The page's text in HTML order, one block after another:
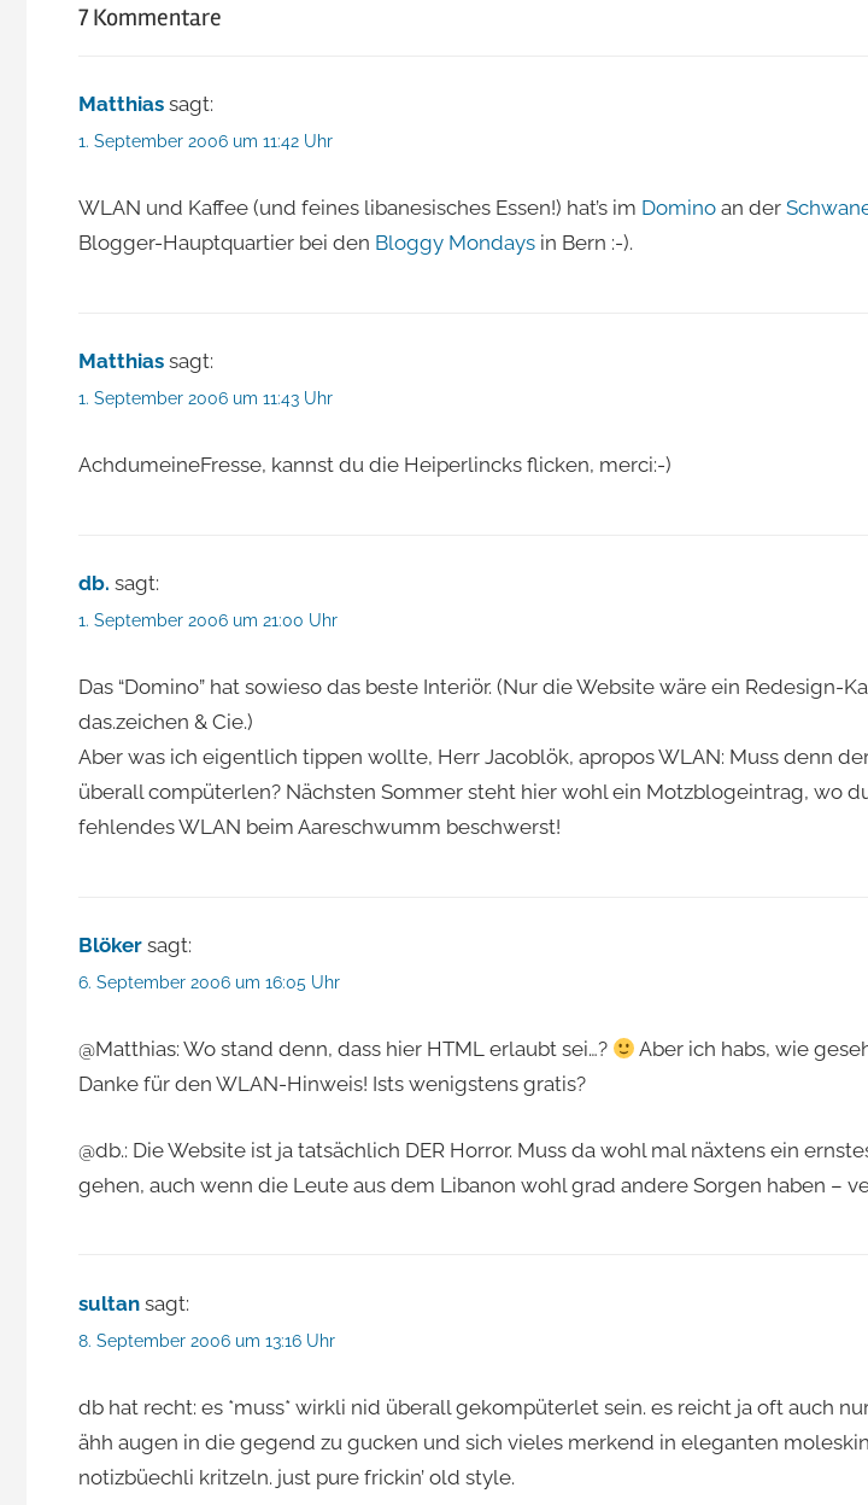
7 Kommentare
Matthias sagt:
1. September 2006 um 11:42 Uhr
WLAN und Kaffee (und feines libanesisches Essen!) hat’s im Dominoan der
Blogger-Hauptquartier bei den Bloggy Mondaysin Bern :-).
Matthias sagt:
1. September 2006 um 11:43 Uhr
AchdumeineFresse, kannst du die Heiperlincks flicken, merci:-)
db. sagt:
1. September 2006 um 21:00 Uhr
Das “Domino” hat sowieso das beste Interiör. (Nur die Website wäre ein Redesign-
das.zeichen & Cie.)
Aber was ich eigentlich tippen wollte, Herr Jacoblök, apropos WLAN: Muss denn
überall compüterlen? Nächsten Sommer steht hier wohl ein Motzblogeintrag, wo
fehlendes WLAN beim Aareschwumm beschwerst!
Blöker sagt:
6. September 2006 um 16:05 Uhr
@Matthias: Wo stand denn, dass hier HTML erlaubt sei…?
Aber ich habs, wie
Danke für den WLAN-Hinweis! Ists wenigstens gratis?
@db.: Die Website ist ja tatsächlich DER Horror. Muss da wohl mal näxtens ein
gehen, auch wenn die Leute aus dem Libanon wohl grad andere Sorgen haben –
sultan sagt:
8. September 2006 um 13:16 Uhr
db hat recht: es *muss* wirkli nid überall gekompüterlet sein. es reicht ja oft auch
ähh augen in die gegend zu gucken und sich vieles merkend in eleganten
notizbüechli kritzeln. just pure frickin’ old style.